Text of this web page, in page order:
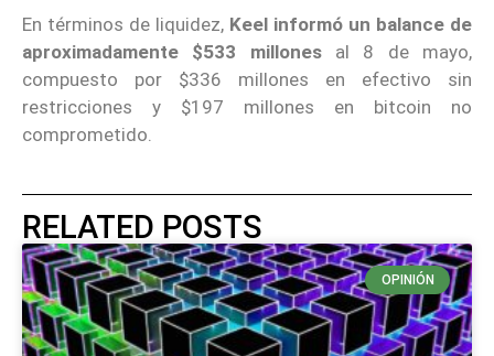
En términos de liquidez, Keel informó un balance de
aproximadamente $533 millonesal 8 de mayo,
compuesto por $336 millones en efectivo sin
restricciones y $197 millones en bitcoin no
comprometido.
RELATED POSTS
OPINIÓN